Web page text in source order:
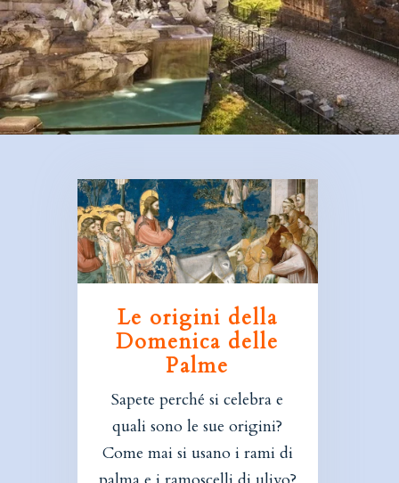
Le origini della
Domenica delle
Palme
Sapete perché si celebra e
quali sono le sue origini?
Come mai si usano i rami di